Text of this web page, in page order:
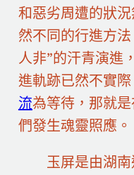
和惡劣周遭的狀
然不同的行進方
人非”的汗青演進
進軌跡已然不實
流為等待，那就
們發生魂靈照應。
玉屏是由湖